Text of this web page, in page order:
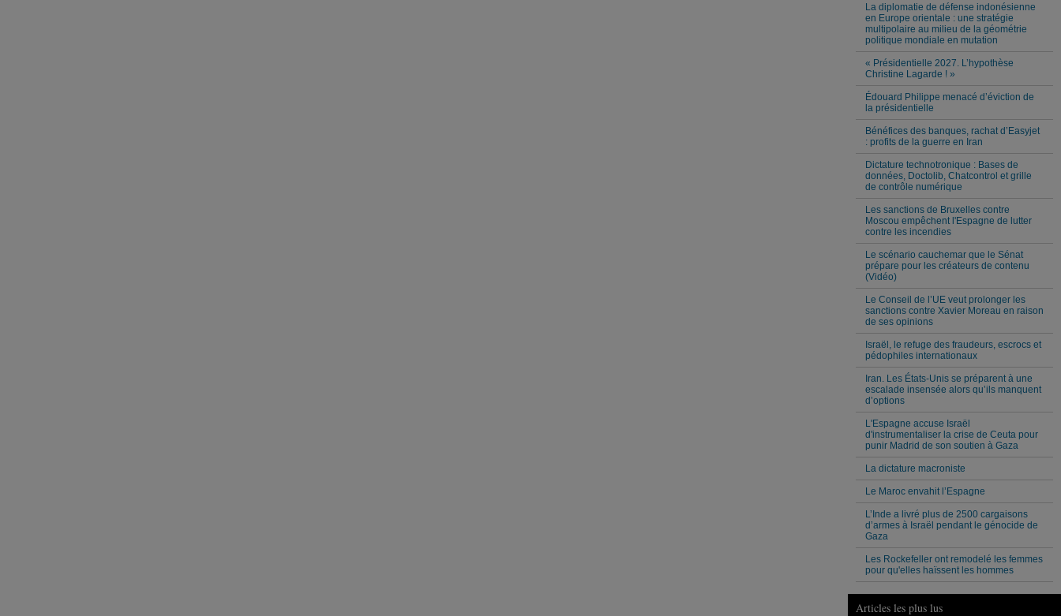
La diplomatie de défense indonésienne
en Europe orientale : une stratégie
multipolaire au milieu de la géométrie
politique mondiale en mutation
« Présidentielle 2027. L’hypothèse
Christine Lagarde ! »
Édouard Philippe menacé d’éviction de
la présidentielle
Bénéfices des banques, rachat d’Easyjet
: profits de la guerre en Iran
Dictature technotronique : Bases de
données, Doctolib, Chatcontrol et grille
de contrôle numérique
Les sanctions de Bruxelles contre
Moscou empêchent l'Espagne de lutter
contre les incendies
Le scénario cauchemar que le Sénat
prépare pour les créateurs de contenu
(Vidéo)
Le Conseil de l’UE veut prolonger les
sanctions contre Xavier Moreau en raison
de ses opinions
Israël, le refuge des fraudeurs, escrocs et
pédophiles internationaux
Iran. Les États-Unis se préparent à une
escalade insensée alors qu’ils manquent
d’options
L'Espagne accuse Israël
d'instrumentaliser la crise de Ceuta pour
punir Madrid de son soutien à Gaza
La dictature macroniste
Le Maroc envahit l’Espagne
L’Inde a livré plus de 2500 cargaisons
d’armes à Israël pendant le génocide de
Gaza
Les Rockefeller ont remodelé les femmes
pour qu'elles haïssent les hommes
Articles les plus lus